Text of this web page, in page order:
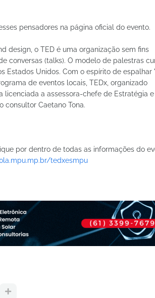
pensadores na página oficial do evento.
design, o TED é uma organização sem fins
conversas (talks). O modelo de palestras
Estados Unidos. Com o espírito de espalhar
de eventos locais, TEDx, organizado
licenciada a assessora-chefe de Estratégia e
consultor Caetano Tona.
por dentro de todas as informações do
tedxesmpu